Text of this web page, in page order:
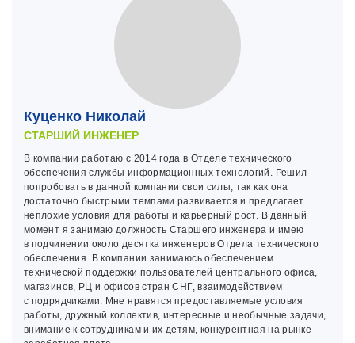
Куценко Николай
СТАРШИЙ ИНЖЕНЕР
В компании работаю с 2014 года в Отделе технического
обеспечения службы информационных технологий. Решил
попробовать в данной компании свои силы, так как она
достаточно быстрыми темпами развивается и предлагает
неплохие условия для работы и карьерный рост. В данный
момент я занимаю должность Старшего инженера и имею
в подчинении около десятка инженеров Отдела технического
обеспечения. В компании занимаюсь обеспечением
технической поддержки пользователей центрального офиса,
магазинов, РЦ и офисов стран СНГ, взаимодействием
с подрядчиками. Мне нравятся предоставляемые условия
работы, дружный коллектив, интересные и необычные задачи,
внимание к сотрудникам и их детям, конкурентная на рынке